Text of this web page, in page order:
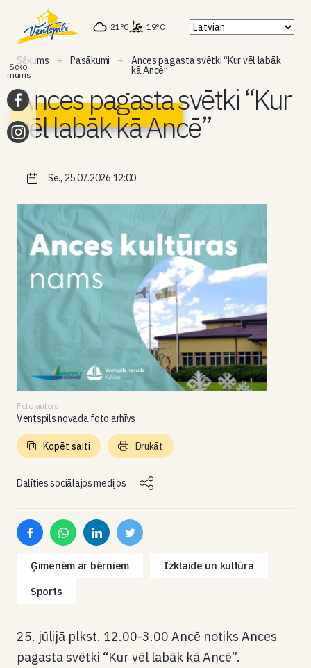
21°C 19°C
Sākums Pasākumi Ances pagasta svētki “Kur vēl labāk
kā Ancē”
Ances pagasta svētki “Kur
vēl labāk kā Ancē”
Se., 25.07.2026 12:00
Foto autors
Ventspils novada foto arhīvs
Dalīties sociālajos medijos
Kopēt saiti Drukāt
Ģimenēm ar bērniem
Izklaide un kultūra
Sports
25. jūlijā plkst. 12.00-3.00 Ancē notiks Ances
pagasta svētki “Kur vēl labāk kā Ancē”.
Seko
mums